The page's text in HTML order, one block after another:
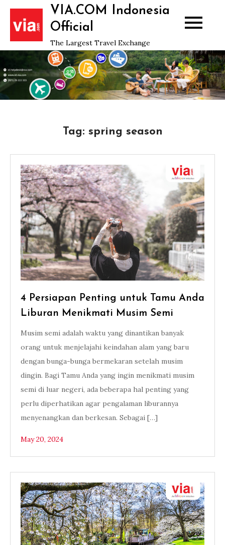
Skip
content
VIA.COM Indonesia
Official
The Largest Travel Exchange
Tag: spring season
4 Persiapan Penting untuk Tamu Anda
Liburan Menikmati Musim Semi
Musim semi adalah waktu yang dinantikan banyak
orang untuk menjelajahi keindahan alam yang baru
dengan bunga-bunga bermekaran setelah musim
dingin. Bagi Tamu Anda yang ingin menikmati musim
semi di luar negeri, ada beberapa hal penting yang
perlu diperhatikan agar pengalaman liburannya
menyenangkan dan berkesan. Sebagai […]
May 20, 2024